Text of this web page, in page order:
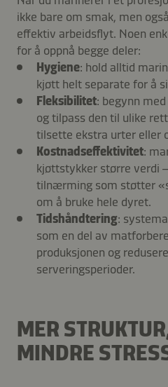
ikke bare om smak, men
effektiv arbeidsflyt. Noen
for å oppnå begge deler:
Hygiene: hold alltid
kjøtt helt separate for å
Fleksibilitet: begynn
og tilpass den til ulike
tilsette ekstra urter eller
Kostnadseffektivitet:
kjøttstykker større verdi
tilnærming som støtter
om å bruke hele dyret.
Tidshåndtering:
som en del av
produksjonen og
serveringsperioder.
MER
MINDRE